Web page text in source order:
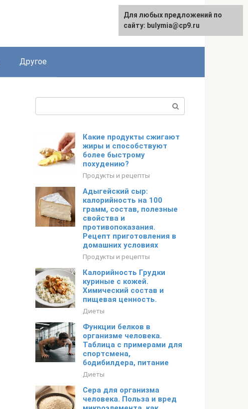
Другое
Какие продукты сжигают
жиры и способствуют
более быстрому
похудению?
Продукты и рецепты
Адыгейский сыр:
калорийность на 100
грамм, состав, полезные
свойства и
противопоказания.
Рецепт приготовления в
домашних условиях
Продукты и рецепты
Калорийность Грудки
куриные с кожей.
Химический состав и
пищевая ценность.
Диеты
Функции белков в
организме человека.
Таблица с примерами для
спортсмена,
бодибилдера, питание
Диеты
Сера для организма
человека. Польза и вред
Для любых предложений по
сайту: bulymia@cp9.ru